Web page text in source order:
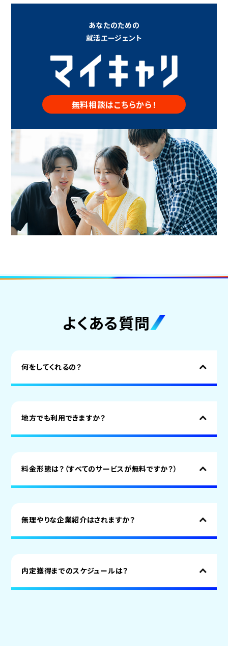
あなたのための
就活エージェント
無料相談はこちらから！
よくある質問
何をしてくれるの？
地方でも利用できますか？
料金形態は？（すべてのサービスが無料ですか？）
無理やりな企業紹介はされますか？
内定獲得までのスケジュールは？